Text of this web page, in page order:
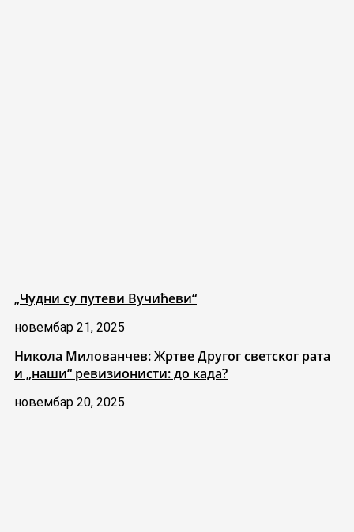
„Чудни су путеви Вучићеви“
новембар 21, 2025
Никола Милованчев: Жртве Другог светског рата
и „наши“ ревизионисти: до када?
новембар 20, 2025